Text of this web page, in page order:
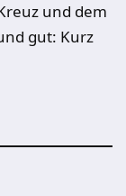
und dem
gut: Kurz